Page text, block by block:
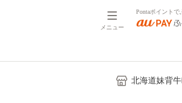
メニュー
Pontaポイントで
北海道妹背牛